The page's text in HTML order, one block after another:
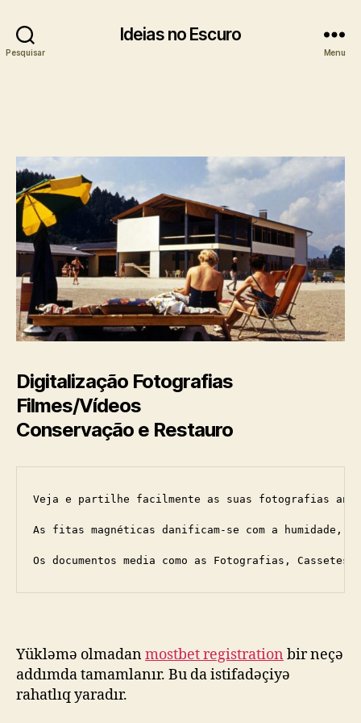
Pesquisar
Ideias no Escuro
Menu
Digitalização Fotografias
Filmes/Vídeos
Conservação e Restauro
Veja e partilhe facilmente as suas fotografias
As fitas magnéticas danificam-se com a
Os documentos media como as Fotografias,
Yükləmə olmadanmostbet registration bir neçə
addımda tamamlanır. Bu da istifadəçiyə
rahatlıq yaradır.